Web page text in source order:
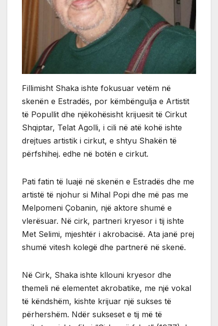
Fillimisht Shaka ishte fokusuar vetëm në
skenën e Estradës, por këmbëngulja e Artistit
të Popullit dhe njëkohësisht krijuesit të Cirkut
Shqiptar, Telat Agolli, i cili në atë kohë ishte
drejtues artistik i cirkut, e shtyu Shakën të
përfshihej. edhe në botën e cirkut.
Pati fatin të luajë në skenën e Estradës dhe me
artistë të njohur si Mihal Popi dhe më pas me
Melpomeni Çobanin, një aktore shumë e
vlerësuar. Në cirk, partneri kryesor i tij ishte
Met Selimi, mjeshtër i akrobacisë. Ata janë prej
shumë vitesh kolegë dhe partnerë në skenë.
Në Cirk, Shaka ishte kllouni kryesor dhe
themeli në elementet akrobatike, me një vokal
të këndshëm, kishte krijuar një sukses të
përhershëm. Ndër sukseset e tij më të